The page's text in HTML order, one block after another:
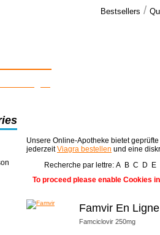
Bestsellers /
en ligne
Unsere Online-Apotheke bietet
jederzeitViagra bestellen und eine
Recherche par lettre: A B C D E
To proceed please enable Cookies
Famvir En Ligne
Famciclovir 250mg